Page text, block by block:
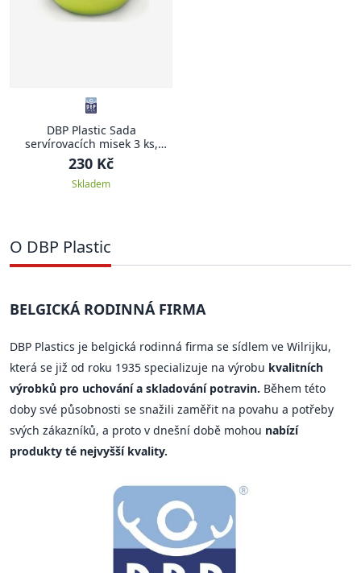
DBP Plastic Sada
servírovacích misek 3 ks,
zelená
230 Kč
Skladem
O DBP Plastic
BELGICKÁ RODINNÁ FIRMA
DBP Plastics je belgická rodinná firma se sídlem ve Wilrijku,
která se již od roku 1935 specializuje na výrobu kvalitních
výrobků pro uchování a skladování potravin. Během této
doby své působnosti se snažili zaměřit na povahu a potřeby
svých zákazníků, a proto v dnešní době mohou nabízí
produkty té nejvyšší kvality.